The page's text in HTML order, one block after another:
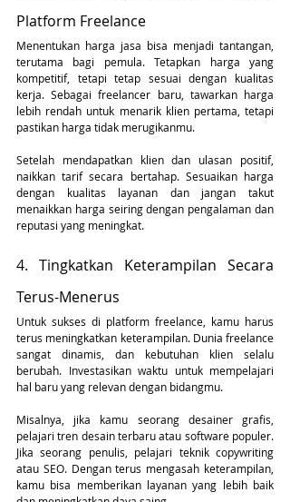
Platform Freelance
Menentukan harga jasa bisa menjadi tantangan,
terutama bagi pemula. Tetapkan harga yang
kompetitif, tetapi tetap sesuai dengan kualitas
kerja. Sebagai freelancer baru, tawarkan harga
lebih rendah untuk menarik klien pertama, tetapi
pastikan harga tidak merugikanmu.
Setelah mendapatkan klien dan ulasan positif,
naikkan tarif secara bertahap. Sesuaikan harga
dengan kualitas layanan dan jangan takut
menaikkan harga seiring dengan pengalaman dan
reputasi yang meningkat.
4. Tingkatkan Keterampilan Secara
Terus-Menerus
Untuk sukses di platform freelance, kamu harus
terus meningkatkan keterampilan. Dunia freelance
sangat dinamis, dan kebutuhan klien selalu
berubah. Investasikan waktu untuk mempelajari
hal baru yang relevan dengan bidangmu.
Misalnya, jika kamu seorang desainer grafis,
pelajari tren desain terbaru atau software populer.
Jika seorang penulis, pelajari teknik copywriting
atau SEO. Dengan terus mengasah keterampilan,
kamu bisa memberikan layanan yang lebih baik